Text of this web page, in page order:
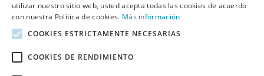
Sobre nosotros
Contacto
Información legal
utilizar nuestro sitio web, usted acepta todas las cookies de acuerdo
con nuestra Política de cookies. Más información
COOKIES ESTRICTAMENTE NECESARIAS
COOKIES DE RENDIMIENTO